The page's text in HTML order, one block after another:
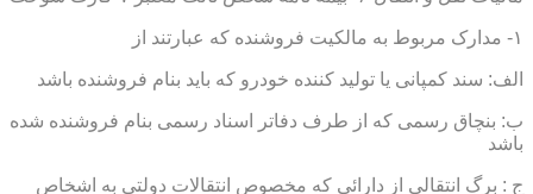
۱- مدارک مربوط به مالکیت فروشنده که عبارتند از
الف: سند کمپانی یا تولید کننده خودرو که باید بنام فروشنده باشد
ب: بنچاق رسمی که از طرف دفاتر اسناد رسمی بنام فروشنده شده
باشد
ج : برگ انتقالی از دارائی که مخصوص انتقالات دولتی به اشخاص